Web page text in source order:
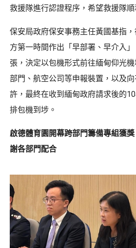
救援隊進行認證程序，希望救援隊順
保安局政府保安事務主任黃國基指
方第一時間作出「早部署、早介入
張，決定以包機形式前往緬甸仰光
部門、航空公司等申報裝置，以及
許，最終在收到緬甸政府請求後的
排包機到埗。
啟德體育園開幕跨部門籌備專組獲
謝各部門配合